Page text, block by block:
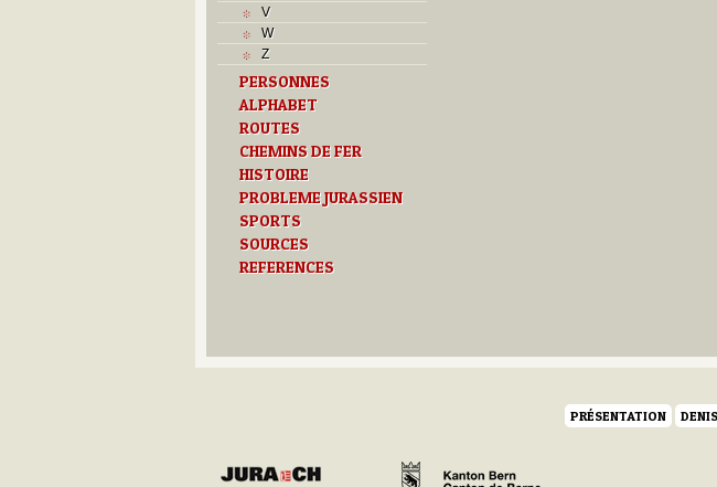
Z
V
W
Z
PERSONNES
ALPHABET
ROUTES
CHEMINS DE FER
HISTOIRE
PROBLEME JURASSIEN
SPORTS
SOURCES
REFERENCES
PRÉSENTATION